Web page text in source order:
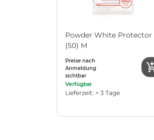
Powder White Protector
(50) M
Preise nach
Anmeldung
sichtbar
Verfügbar
Lieferzeit: > 3 Tage